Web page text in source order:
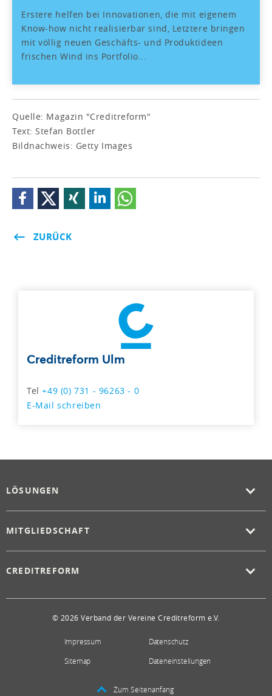
Erstere helfen bei Innovationen, die mit eigenem
Know-how nicht realisierbar sind, Letztere bringen
mit völlig neuen Geschäfts- und Produktideen
frischen Wind ins Portfolio...
Quelle: Magazin "Creditreform"
Text: Stefan Bottler
Bildnachweis: Getty Images
ZURÜCK
Creditreform Ulm
Tel+49 (0) 731 - 96263 - 0
E-Mail schreiben
LÖSUNGEN
MITGLIEDSCHAFT
CREDITREFORM
© 2026 Verband der Vereine Creditreform e.V.
Impressum
Datenschutz
Sitemap
Dateneinstellungen
Zum Seitenanfang